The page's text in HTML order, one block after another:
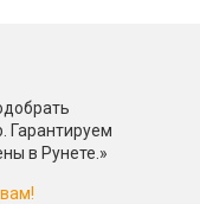
Гарантируем
в Рунете.»